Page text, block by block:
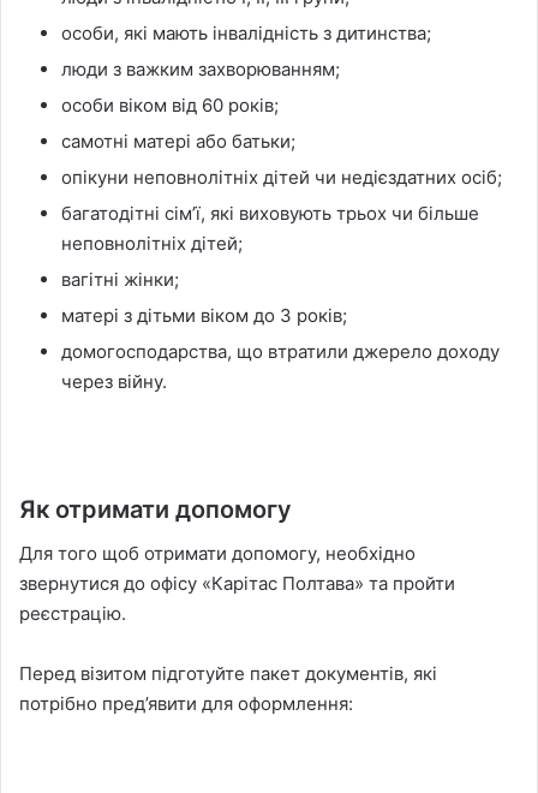
особи, які мають інвалідність з дитинства;
люди з важким захворюванням;
особи віком від 60 років;
самотні матері або батьки;
опікуни неповнолітніх дітей чи недієздатних осіб;
багатодітні сімʼї, які виховують трьох чи більше
неповнолітніх дітей;
вагітні жінки;
матері з дітьми віком до 3 років;
домогосподарства, що втратили джерело доходу
через війну.
Як отримати допомогу
Для того щоб отримати допомогу, необхідно
звернутися до офісу «Карітас Полтава» та пройти
реєстрацію.
Перед візитом підготуйте пакет документів, які
потрібно пред’явити для оформлення: